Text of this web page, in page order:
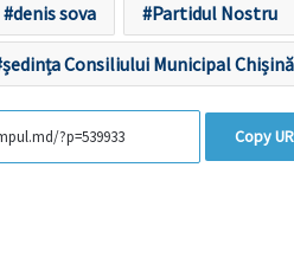
denis sova Partidul Nostru
ședința Consiliului Municipal
Copy